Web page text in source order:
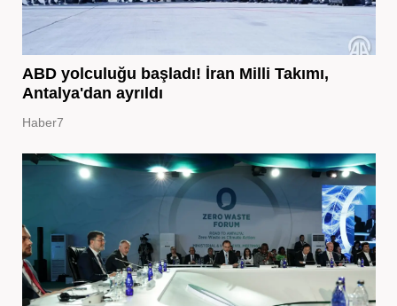
ABD yolculuğu başladı! İran Milli Takımı,
Antalya'dan ayrıldı
Haber7